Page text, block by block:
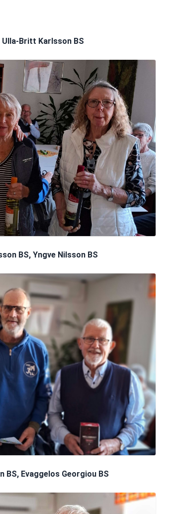
Ulla-Britt Karlsson BS
BS, Yngve Nilsson BS
BS, Evaggelos Georgiou BS